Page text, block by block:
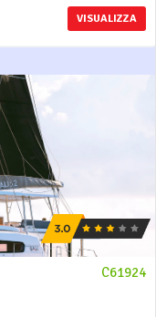
VISUALIZZA
C61924